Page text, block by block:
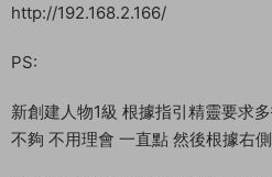
http://192.168.2.166/
PS:
新創建人物1級 根據指引精靈要求
不夠 不用理會 一直點 然後根據右